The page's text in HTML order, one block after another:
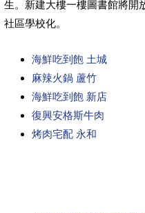
生。新建大樓一樓圖書館將開
社區學校化。
海鮮吃到飽 土城
麻辣火鍋 蘆竹
海鮮吃到飽 新店
復興安格斯牛肉
烤肉宅配 永和